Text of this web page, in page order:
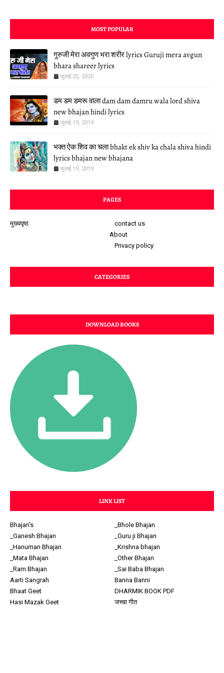
MOST POPULAR
गुरुजी मेरा अवगुण भरा शरीर lyrics Guruji mera avgun
bhara shareer lyrics
जुलाई 25, 2020
डम डम डमरू वाला dam dam damru wala lord shiva
new bhajan hindi lyrics
जुलाई 19, 2019
भक्त ऐक शिव का चला bhakt ek shiv ka chala shiva hindi
lyrics bhajan new bhajana
जुलाई 19, 2019
PAGES
मुख्यपृष्ठ
contact us
About
Privacy policy
CATEGORIES
DOWNLOAD BOOKS
LINK LIST
Bhajan's
_Bhole Bhajan
_Ganesh Bhajan
_Guru ji Bhajan
_Hanuman Bhajan
_Krishna bhajan
_Mata Bhajan
_Other Bhajan
_Ram Bhajan
_Sai Baba Bhajan
Aarti Sangrah
Banna Banni
Bhaat Geet
DHARMIK BOOK PDF
Hasi Mazak Geet
जच्चा गीत